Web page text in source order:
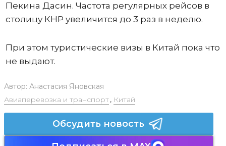
Пекина Дасин. Частота регулярных рейсов в
столицу КНР увеличится до 3 раз в неделю.
При этом туристические визы в Китай пока что
не выдают.
Автор: Анастасия Яновская
Авиаперевозка и транспорт, Китай
Обсудить новость